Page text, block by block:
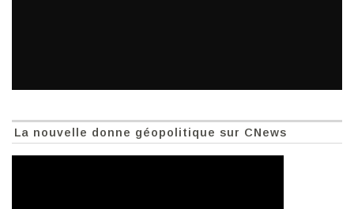
La nouvelle donne géopolitique sur CNews